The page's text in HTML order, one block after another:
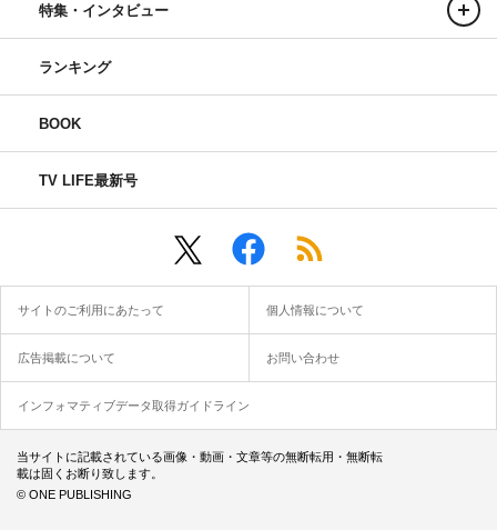
特集・インタビュー
ランキング
BOOK
TV LIFE最新号
サイトのご利用にあたって 個人情報について
広告掲載について お問い合わせ
インフォマティブデータ取得ガイドライン
当サイトに記載されている画像・動画・文章等の無断転用・無断転
載は固くお断り致します。
© ONE PUBLISHING